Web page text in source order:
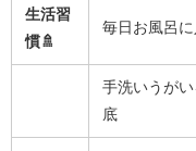
生活習
慣🚿
毎日お風呂に
手洗いうが
底